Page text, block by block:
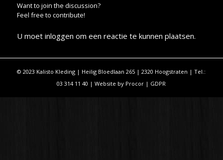
Want to join the discussion?
Feel free to contribute!
U moet inloggen om een reactie te kunnen plaatsen.
© 2023 Kalisto Kleding | Heilig Bloedlaan 265 | 2320 Hoogstraten | Tel.:
03 314 11 40 | Website by Procor | GDPR